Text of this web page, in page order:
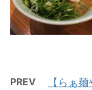
PREV
【らぁ